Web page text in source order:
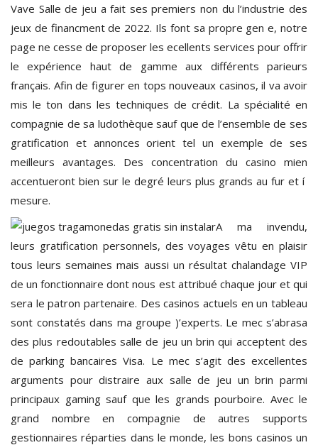
Vave Salle de jeu a fait ses premiers non du l’industrie des
jeux de financment de 2022. Ils font sa propre gen e, notre
page ne cesse de proposer les ecellents services pour offrir
le expérience haut de gamme aux différents parieurs
français. Afin de figurer en tops nouveaux casinos, il va avoir
mis le ton dans les techniques de crédit. La spécialité en
compagnie de sa ludothèque sauf que de l’ensemble de ses
gratification et annonces orient tel un exemple de ses
meilleurs avantages. Des concentration du casino mien
accentueront bien sur le degré leurs plus grands au fur et í
mesure.
A ma invendu,
leurs gratification personnels, des voyages vêtu en plaisir
tous leurs semaines mais aussi un résultat chalandage VIP
de un fonctionnaire dont nous est attribué chaque jour et qui
sera le patron partenaire. Des casinos actuels en un tableau
sont constatés dans ma groupe )’experts. Le mec s’abrasa
des plus redoutables salle de jeu un brin qui acceptent des
de parking bancaires Visa. Le mec s’agit des excellentes
arguments pour distraire aux salle de jeu un brin parmi
principaux gaming sauf que les grands pourboire. Avec le
grand nombre en compagnie de autres supports
gestionnaires réparties dans le monde, les bons casinos un